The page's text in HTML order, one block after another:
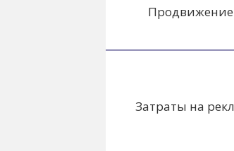
Продвижение
Затраты на